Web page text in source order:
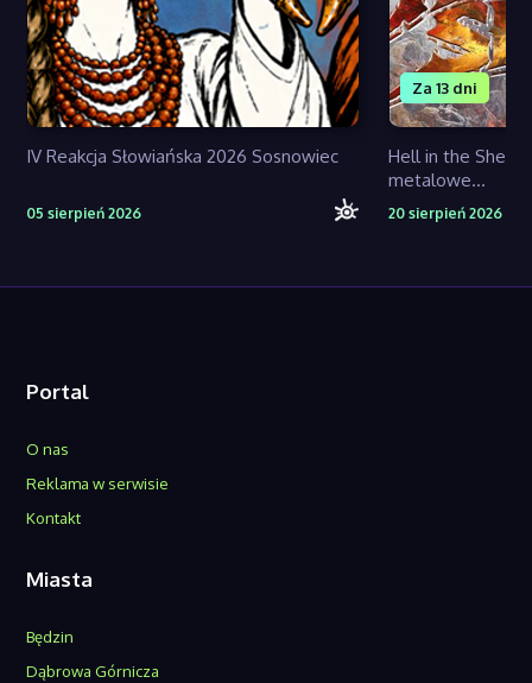
IV Reakcja Słowiańska 2026 Sosnowiec
05 sierpień 2026
Hell in the Shell
metalowe...
Za 13 dni
20 sierpień 2026
Portal
O nas
Reklama w serwisie
Kontakt
Miasta
Będzin
Dąbrowa Górnicza